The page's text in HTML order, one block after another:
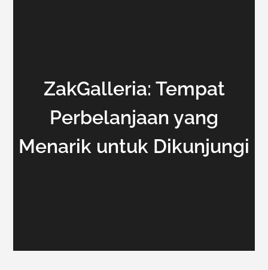
ZakGalleria: Tempat
Perbelanjaan yang
Menarik untuk Dikunjungi